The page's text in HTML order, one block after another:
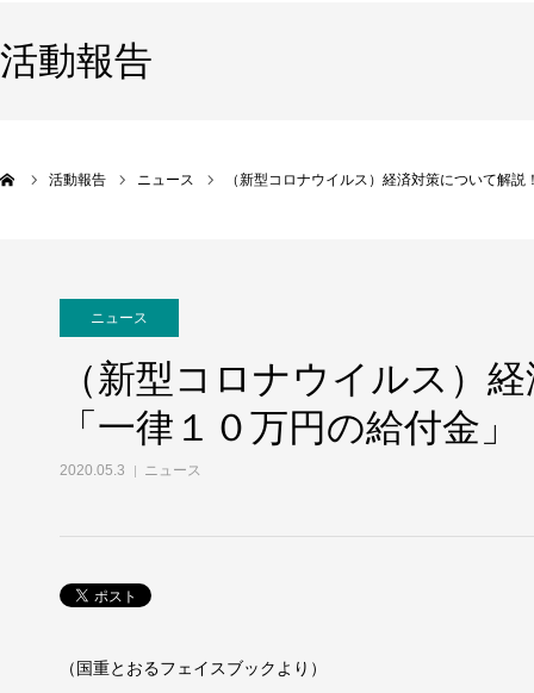
活動報告
活動報告 ニュース （新型コロナウイルス）経済対策について解
ニュース
（新型コロナウイルス）
「一律１０万円の給付金」
2020.05.3 ニュース
（国重とおるフェイスブックより）